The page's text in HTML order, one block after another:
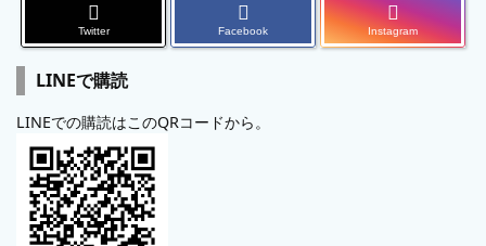
Twitter Facebook Instagram
LINEで購読
LINEでの購読はこのQRコードから。